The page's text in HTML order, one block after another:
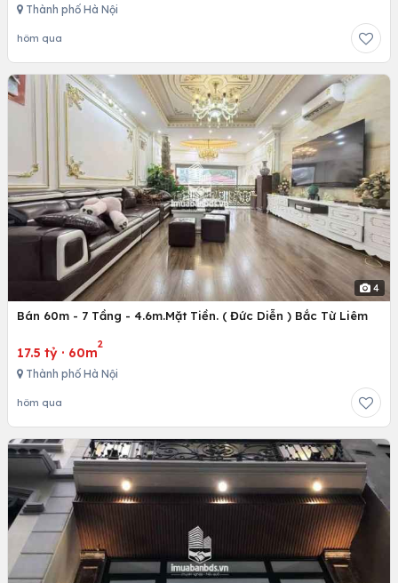
Thành phố Hà Nội
hôm qua
4
Bán 60m - 7 Tầng - 4.6m.Mặt Tiền. ( Đức Diễn ) Bắc Từ Liêm
17.5 tỷ · 60m
2
Thành phố Hà Nội
hôm qua